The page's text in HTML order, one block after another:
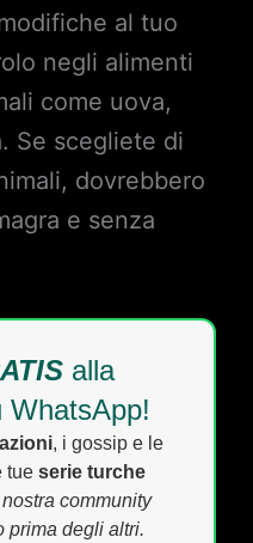
al tuo
negli alimenti
come uova,
Se scegliete di
dovrebbero
e senza
alla
WhatsApp!
, i gossip e le
tue serie turche
community
prima degli altri.